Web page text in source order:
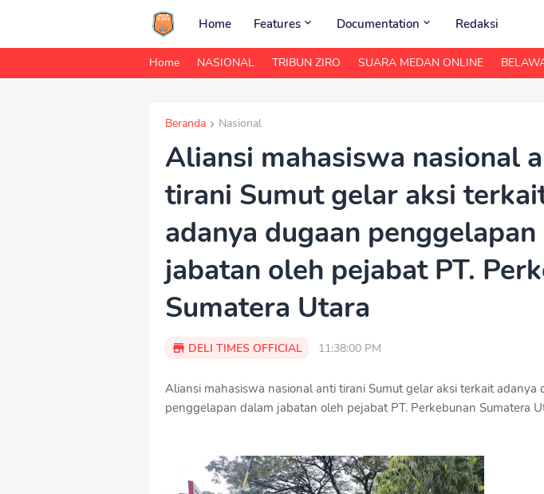
Home Features Documentation Redaksi
Home NASIONAL TRIBUN ZIRO SUARA MEDAN ONLINE
Beranda Nasional
Aliansi mahasiswa nasional
tirani Sumut gelar aksi
adanya dugaan
jabatan oleh pejabat PT.
Sumatera Utara
DELI TIMES OFFICIAL 11:38:00 PM
Aliansi mahasiswa nasional anti tirani Sumut gelar aksi terkait adanya
penggelapan dalam jabatan oleh pejabat PT. Perkebunan Sumatera